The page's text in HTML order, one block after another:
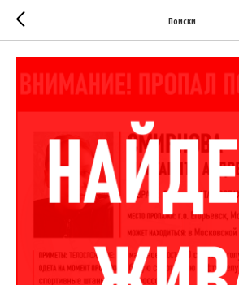
Поиски